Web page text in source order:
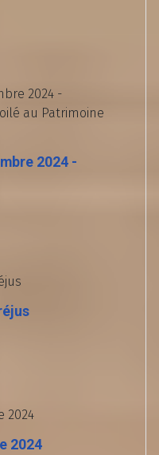
2024 -
2024